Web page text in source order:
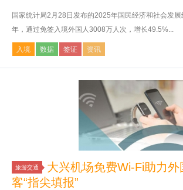
国家统计局2月28日发布的2025年国民经济和社会发
年，通过免签入境外国人3008万人次，增长49.5%...
入境 数据 签证 资讯
旅游交通
大兴机场免费Wi-Fi助力外
客“指尖填报”